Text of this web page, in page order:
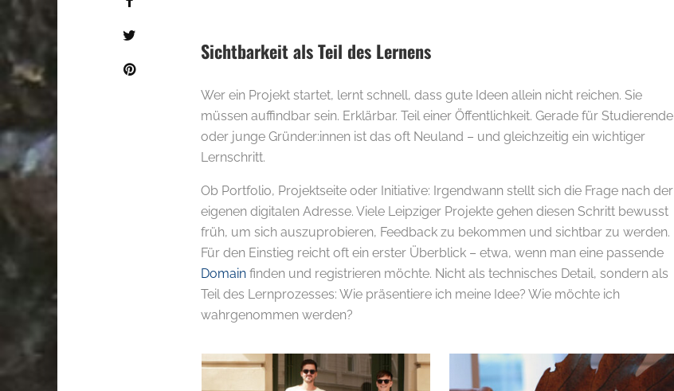
Sichtbarkeit als Teil des Lernens
Wer ein Projekt startet, lernt schnell, dass gute Ideen allein nicht reichen. Sie
müssen auffindbar sein. Erklärbar. Teil einer Öffentlichkeit. Gerade für Studierende
oder junge Gründer:innen ist das oft Neuland – und gleichzeitig ein wichtiger
Lernschritt.
Ob Portfolio, Projektseite oder Initiative: Irgendwann stellt sich die Frage nach der
eigenen digitalen Adresse. Viele Leipziger Projekte gehen diesen Schritt bewusst
früh, um sich auszuprobieren, Feedback zu bekommen und sichtbar zu werden.
Für den Einstieg reicht oft ein erster Überblick – etwa, wenn man eine passende
Domain finden und registrieren möchte. Nicht als technisches Detail, sondern als
Teil des Lernprozesses: Wie präsentiere ich meine Idee? Wie möchte ich
wahrgenommen werden?